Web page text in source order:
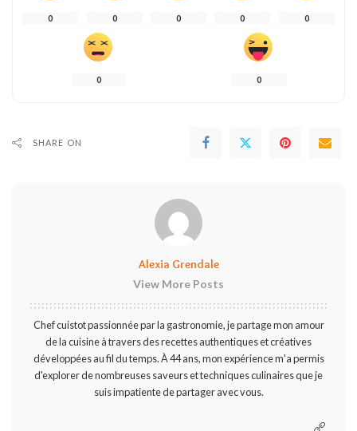
0 0 0 0 0
0 0
SHARE ON
Alexia Grendale
View More Posts
Chef cuistot passionnée par la gastronomie, je partage mon amour
de la cuisine à travers des recettes authentiques et créatives
développées au fil du temps. À 44 ans, mon expérience m'a permis
d'explorer de nombreuses saveurs et techniques culinaires que je
suis impatiente de partager avec vous.